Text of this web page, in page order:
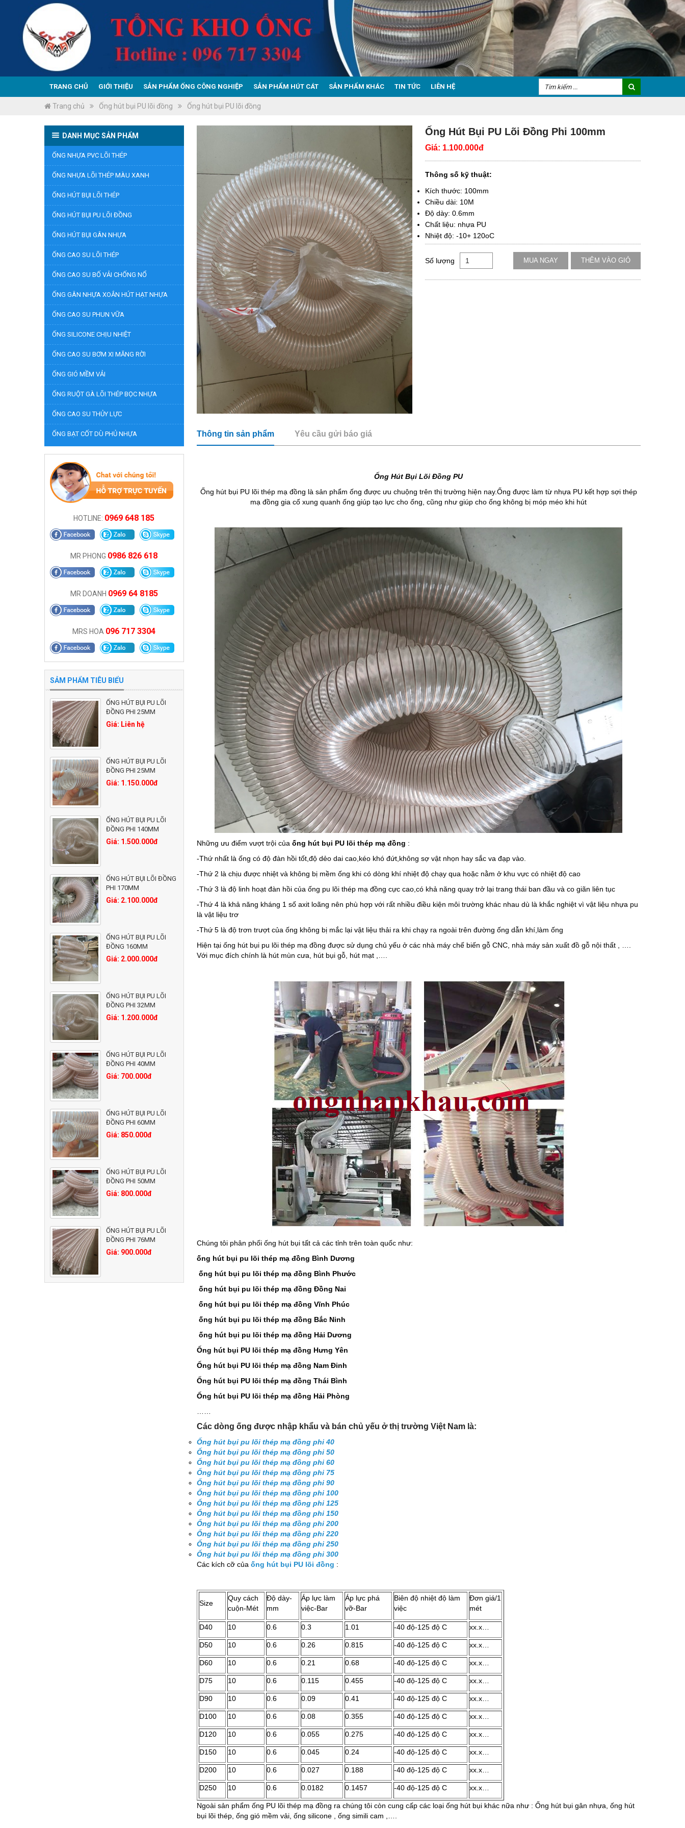
TRANG CHỦ GIỚI THIỆU SẢN PHẨM ỐNG CÔNG NGHIỆP SẢN PHẨM HÚT CÁT SẢN PHẨM KHÁC TIN TỨC LIÊN HỆ
Trang chủ Ống hút bụi PU lõi đồng Ống hút bụi PU lõi đồng
DANH MỤC SẢN PHẨM
ỐNG NHỰA PVC LÕI THÉP
ỐNG NHỰA LÕI THÉP MÀU XANH
ỐNG HÚT BỤI LÕI THÉP
ỐNG HÚT BỤI PU LÕI ĐỒNG
ỐNG HÚT BỤI GÂN NHỰA
ỐNG CAO SU LÕI THÉP
ỐNG CAO SU BỐ VẢI CHỐNG NỔ
ỐNG GÂN NHỰA XOẮN HÚT HẠT NHỰA
ỐNG CAO SU PHUN VỮA
ỐNG SILICONE CHỊU NHIỆT
ỐNG CAO SU BƠM XI MĂNG RỜI
ỐNG GIÓ MỀM VẢI
ỐNG RUỘT GÀ LÕI THÉP BỌC NHỰA
ỐNG CAO SU THỦY LỰC
ỐNG BẠT CỐT DÙ PHỦ NHỰA
HOTLINE: 0969 648 185
MR PHONG 0986 826 618
MR DOANH 0969 64 8185
MRS HOA 096 717 3304
SẢM PHẨM TIÊU BIỂU
ỐNG HÚT BỤI PU LÕI
ĐỒNG PHI 25MM
Giá: Liên hệ
ỐNG HÚT BỤI PU LÕI
ĐỒNG PHI 25MM
Giá: 1.150.000đ
ỐNG HÚT BỤI PU LÕI
ĐỒNG PHI 140MM
Giá: 1.500.000đ
ỐNG HÚT BỤI LÕI ĐỒNG
PHI 170MM
Giá: 2.100.000đ
ỐNG HÚT BỤI PU LÕI
ĐỒNG 160MM
Giá: 2.000.000đ
ỐNG HÚT BỤI PU LÕI
ĐỒNG PHI 32MM
Giá: 1.200.000đ
ỐNG HÚT BỤI PU LÕI
ĐỒNG PHI 40MM
Giá: 700.000đ
ỐNG HÚT BỤI PU LÕI
ĐỒNG PHI 60MM
Giá: 850.000đ
ỐNG HÚT BỤI PU LÕI
ĐỒNG PHI 50MM
Giá: 800.000đ
ỐNG HÚT BỤI PU LÕI
ĐỒNG PHI 76MM
Giá: 900.000đ
Ống Hút Bụi PU Lõi Đồng Phi 100mm
Giá: 1.100.000đ
Thông số kỹ thuật:
Kích thước: 100mm
Chiều dài: 10M
Độ dày: 0.6mm
Chất liệu: nhựa PU
Nhiệt độ: -10+ 120oC
Số lượng MUA NGAY THÊM VÀO GIỎ
Thông tin sản phẩm Yêu cầu gửi báo giá
Ống Hút Bụi Lõi Đồng PU
Ống hút bụi PU lõi thép mạ đồng là sản phẩm ống được ưu chuộng trên thị trường hiện nay.Ống được làm từ nhựa PU kết hợp sợi thép
mạ đồng gia cố xung quanh ống giúp tạo lực cho ống, cũng như giúp cho ống không bị móp méo khi hút
Những ưu điểm vượt trội của ống hút bụi PU lõi thép mạ đồng :
-Thứ nhất là ống có độ đàn hồi tốt,độ dẻo dai cao,kéo khó đứt,không sợ vật nhọn hay sắc va đạp vào.
-Thứ 2 là chịu được nhiệt và không bị mềm ống khi có dòng khí nhiệt độ chạy qua hoặc nằm ở khu vực có nhiệt độ cao
-Thứ 3 là độ linh hoạt đàn hồi của ống pu lõi thép mạ đồng cực cao,có khả năng quay trở lại trang thái ban đầu và co giãn liên tục
-Thứ 4 là khả năng kháng 1 số axit loãng nên phù hợp với rất nhiều điều kiện môi trường khác nhau dù là khắc nghiệt vì vật liệu nhựa pu
là vật liệu trơ
-Thứ 5 là độ trơn trượt của ống không bị mắc lại vật liệu thải ra khi chạy ra ngoài trên đường ống dẫn khí,làm ống
Hiện tại ống hút bụi pu lõi thép mạ đồng được sử dụng chủ yếu ở các nhà máy chế biến gỗ CNC, nhà máy sản xuất đồ gỗ nội thất , ….
Với mục đích chính là hút mùn cưa, hút bụi gỗ, hút mạt ,….
Chúng tôi phân phối ống hút bụi tất cả các tỉnh trên toàn quốc như:
ống hút bụi pu lõi thép mạ đồng Bình Dương
ống hút bụi pu lõi thép mạ đồng Bình Phước
ống hút bụi pu lõi thép mạ đồng Đồng Nai
ống hút bụi pu lõi thép mạ đồng Vĩnh Phúc
ống hút bụi pu lõi thép mạ đồng Bắc Ninh
ống hút bụi pu lõi thép mạ đồng Hải Dương
Ống hút bụi PU lõi thép mạ đồng Hưng Yên
Ống hút bụi PU lõi thép mạ đồng Nam Đinh
Ống hút bụi PU lõi thép mạ đồng Thái Bình
Ống hút bụi PU lõi thép mạ đồng Hải Phòng
Các dòng ống được nhập khẩu và bán chủ yếu ở thị trường Việt Nam là:
Ống hút bụi pu lõi thép mạ đồng phi 40
Ống hút bụi pu lõi thép mạ đồng phi 50
Ống hút bụi pu lõi thép mạ đồng phi 60
Ống hút bụi pu lõi thép mạ đồng phi 75
Ống hút bụi pu lõi thép mạ đồng phi 90
Ống hút bụi pu lõi thép mạ đồng phi 100
Ống hút bụi pu lõi thép mạ đồng phi 125
Ống hút bụi pu lõi thép mạ đồng phi 150
Ống hút bụi pu lõi thép mạ đồng phi 200
Ống hút bụi pu lõi thép mạ đồng phi 220
Ống hút bụi pu lõi thép mạ đồng phi 250
Ống hút bụi pu lõi thép mạ đồng phi 300
Các kích cỡ của ống hút bụi PU lõi đồng :
Size
Quy cách
cuộn-Mét
Độ dày-
mm
Áp lực làm
việc-Bar
Áp lực phá
vỡ-Bar
Biên độ nhiệt độ làm
việc
Đơn giá/1
mét
D40 10 0.6 0.3 1.01 -40 độ-125 độ C xx.x…
D50 10 0.6 0.26 0.815 -40 độ-125 độ C xx.x…
D60 10 0.6 0.21 0.68 -40 độ-125 độ C xx.x…
D75 10 0.6 0.115 0.455 -40 độ-125 độ C xx.x…
D90 10 0.6 0.09 0.41 -40 độ-125 độ C xx.x…
D100 10 0.6 0.08 0.355 -40 độ-125 độ C xx.x…
D120 10 0.6 0.055 0.275 -40 độ-125 độ C xx.x…
D150 10 0.6 0.045 0.24 -40 độ-125 độ C xx.x…
D200 10 0.6 0.027 0.188 -40 độ-125 độ C xx.x…
D250 10 0.6 0.0182 0.1457 -40 độ-125 độ C xx.x…
Ngoài sản phẩm ống PU lõi thép mạ đồng ra chúng tôi còn cung cấp các loại ống hút bụi khác nữa như : Ống hút bụi gân nhựa, ống hút
bụi lõi thép, ống gió mềm vải, ống silicone , ống simili cam ,….